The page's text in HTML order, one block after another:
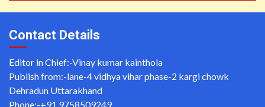
Contact Details
Editor in Chief:-Vinay kumar kainthola
Publish from:-lane-4 vidhya vihar phase-2 kargi chowk
Dehradun Uttarakhand
Phone:-+91 9758509249